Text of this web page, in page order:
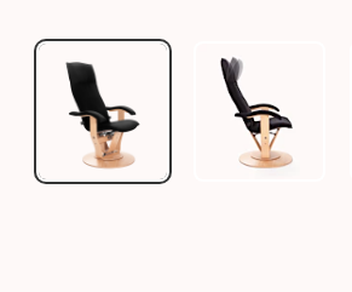
MOIZI 13 - KONFIGURATION
MOIZI 13